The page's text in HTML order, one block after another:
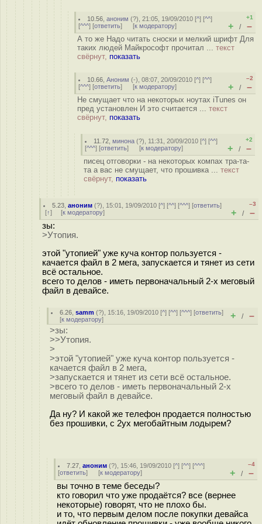
10.56 ,аноним (?), 21:05, 19/09/2010 [^] [^^]
[^^^] [ответить] [к модератору]
+1
+ / –
А то же Надо читать сноски и мелкий шрифт Для
таких людей Майкрософт прочитал ... текст
свёрнут, показать
10.66 ,Аноним (-), 08:07, 20/09/2010 [^] [^^]
[^^^] [ответить] [к модератору]
–2
+ / –
Не смущает что на некоторых ноутах iTunes он
пред установлен И это считается ... текст
свёрнут, показать
11.72 ,минона (?), 11:31, 20/09/2010 [^] [^^]
[^^^] [ответить] [к модератору]
+2
+ / –
писец отговорки - на некоторых компах тра-та-
та а вас не смущает, что прошивка ... текст
свёрнут, показать
5.23 ,аноним (?), 15:01, 19/09/2010 [^] [^^] [^^^] [ответить]
[↑] [к модератору]
–3
+ / –
зы:
>Утопия.
этой "утопией" уже куча контор пользуется -
качается файл в 2 мега, запускается и тянет из сети
всё остальное.
всего то делов - иметь первоначальный 2-х меговый
файл в девайсе.
6.26 ,samm (?), 15:16, 19/09/2010 [^] [^^] [^^^] [ответить]
[к модератору] + / –
>зы:
>>Утопия.
>
>этой "утопией" уже куча контор пользуется -
качается файл в 2 мега,
>запускается и тянет из сети всё остальное.
>всего то делов - иметь первоначальный 2-х
меговый файл в девайсе.
Да ну? И какой же телефон продается полностью
без прошивки, с 2ух мегобайтным лодырем?
7.27 ,аноним (?), 15:46, 19/09/2010 [^] [^^] [^^^]
[ответить] [к модератору]
–4
+ / –
вы точно в теме беседы?
кто говорил что уже продаётся? все (вернее
некоторые) говорят, что не плохо бы.
и то, что первым делом после покупки девайса